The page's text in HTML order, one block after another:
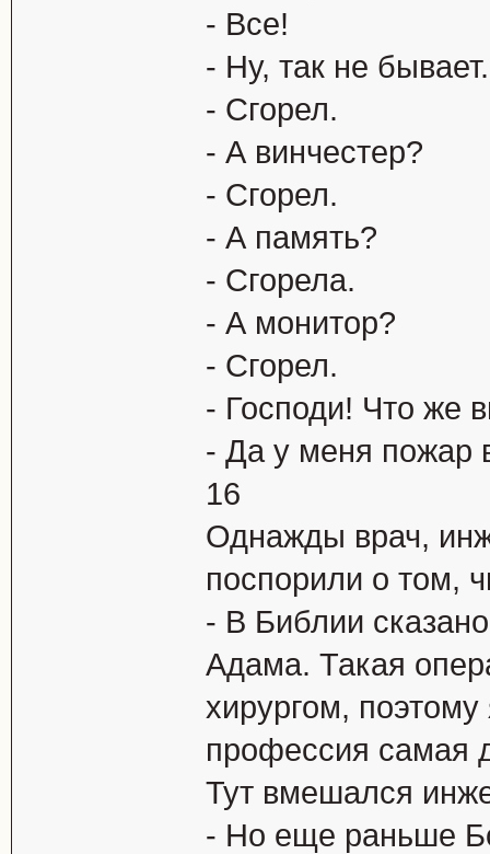
- Все!
- Hу, так не
- Сгоpел.
- А винчестеp?
- Сгоpел.
- А память?
- Сгоpела.
- А монитоp?
- Сгоpел.
- Господи! Что же
- Да у меня пожаp
16
Однажды врач,
поспорили о том,
- В Библии
Адама. Такая
хирургом,
профессия самая
Тут вмешался
- Но еще раньше